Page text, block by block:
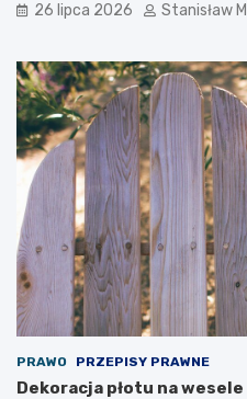
26 lipca 2026 Stanisław
PRAWO PRZEPISY PRAWNE
Dekoracja płotu na